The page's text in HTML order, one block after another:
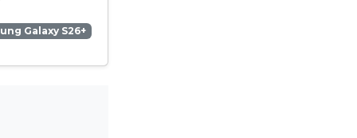
Galaxy S26+